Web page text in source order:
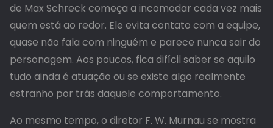
de Max Schreck começa a incomodar cada vez mais
quem está ao redor. Ele evita contato com a equipe,
quase não fala com ninguém e parece nunca sair do
personagem. Aos poucos, fica difícil saber se aquilo
tudo ainda é atuação ou se existe algo realmente
estranho por trás daquele comportamento.
Ao mesmo tempo, o diretor F. W. Murnau se mostra